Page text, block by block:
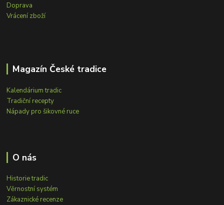
Doprava
Vrácení zboží
Magazín České tradice
Kalendárium tradic
Tradiční recepty
Nápady pro šikovné ruce
O nás
Historie tradic
Věrnostní systém
Zákaznické recenze